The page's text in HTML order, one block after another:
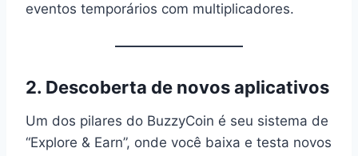
eventos temporários com multiplicadores.
2. Descoberta de novos aplicativos
Um dos pilares do BuzzyCoin é seu sistema de
“Explore & Earn”, onde você baixa e testa novos